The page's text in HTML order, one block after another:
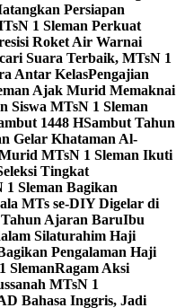
Persiapan
1 Sleman Perkuat
Roket Air Warnai
Suara Terbaik, MTsN 1
Antar KelasPengajian
Ajak Murid Memaknai
Siswa MTsN 1 Sleman
1448 HSambut Tahun
Gelar Khataman Al-
MTsN 1 Sleman Ikuti
Tingkat
Sleman Bagikan
MTs se-DIY Digelar di
Tahun Ajaran BaruIbu
Silaturahim Haji
Pengalaman Haji
SlemanRagam Aksi
MTsN 1
Bahasa Inggris, Jadi